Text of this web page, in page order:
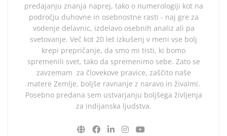
predajanju znanja naprej, tako o numerologiji kot na
področju duhovne in osebnostne rasti - naj gre za
vodenje delavnic, izdelavo osebnih analiz ali pa
svetovanje. Več kot 20 let izkušenj v meni vse bolj
krepi prepričanje, da smo mi tisti, ki bomo
spremenili svet, tako da spremenimo sebe. Zato se
zavzemam za človekove pravice, zaščito naše
matere Zemlje, boljše ravnanje z naravo in živalmi.
Posebno predana sem ustvarjanju boljšega življenja
za indijanska ljudstva.